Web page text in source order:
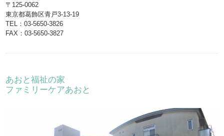
〒125-0062
東京都葛飾区青戸3-13-19
TEL：03-5650-3826
FAX：03-5650-3827
あおと福祉の家
ファミリーケアあおと